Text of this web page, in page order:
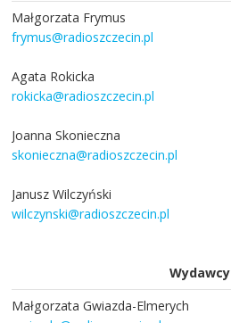
Małgorzata Frymus
frymus@radioszczecin.pl
Agata Rokicka
rokicka@radioszczecin.pl
Joanna Skonieczna
skonieczna@radioszczecin.pl
Janusz Wilczyński
wilczynski@radioszczecin.pl
Wydawcy
Małgorzata Gwiazda-Elmerych